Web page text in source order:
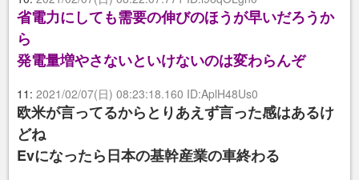
省電力にしても需要の伸びのほうが早いだろうか
ら
発電量増やさないといけないのは変わらんぞ
11: 2021/02/07(日) 08:23:18.160 ID:AplH48Us0
欧米が言ってるからとりあえず言った感はあるけ
どね
Evになったら日本の基幹産業の車終わる